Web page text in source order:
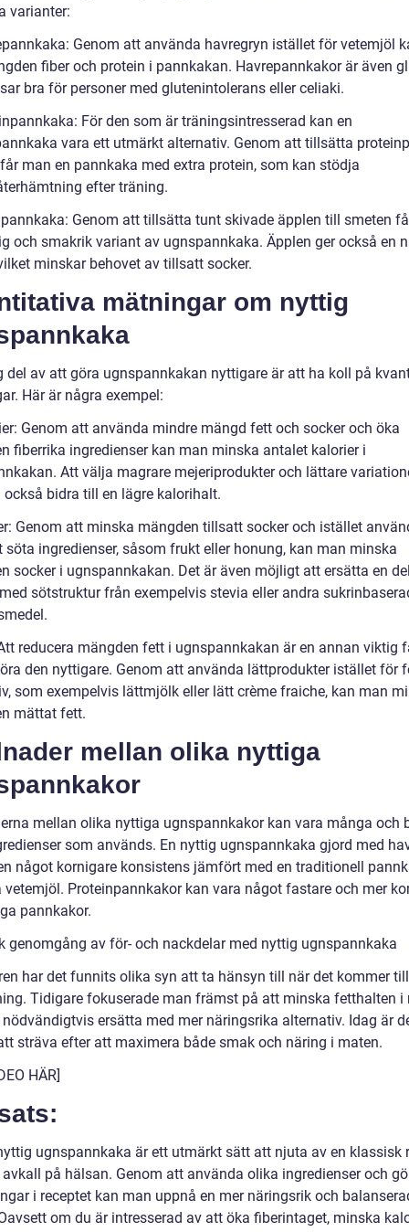
varianter:
Genom att använda havregryn istället för vetemjöl
fiber och protein i pannkakan. Havrepannkakor är även
bra för personer med glutenintolerans eller celiaki.
För den som är träningsintresserad kan en
vara ett utmärkt alternativ. Genom att tillsätta
man en pannkaka med extra protein, som kan stödja
efter träning.
Genom att tillsätta tunt skivade äpplen till smeten
och smakrik variant av ugnspannkaka. Äpplen ger också en
minskar behovet av tillsatt socker.
mätningar om nyttig
del av att göra ugnspannkakan nyttigare är att ha koll på
Här är några exempel:
Genom att använda mindre mängd fett och socker och öka
fiberrika ingredienser kan man minska antalet kalorier i
Att välja magrare mejeriprodukter och lättare
också bidra till en lägre kalorihalt.
Genom att minska mängden tillsatt socker och istället
söta ingredienser, såsom frukt eller honung, kan man minska
socker i ugnspannkakan. Det är även möjligt att ersätta en
sötstruktur från exempelvis stevia eller andra
reducera mängden fett i ugnspannkakan är en annan viktig
den nyttigare. Genom att använda lättprodukter istället för
som exempelvis lättmjölk eller lätt crème fraiche, kan man
mättat fett.
mellan olika nyttiga
mellan olika nyttiga ugnspannkakor kan vara många och
som används. En nyttig ugnspannkaka gjord med
något kornigare konsistens jämfört med en traditionell
vetemjöl. Proteinpannkakor kan vara något fastare och mer
pannkakor.
genomgång av för- och nackdelar med nyttig ugnspannkaka
har det funnits olika syn att ta hänsyn till när det kommer
Tidigare fokuserade man främst på att minska fetthalten i
ersätta med mer näringsrika alternativ. Idag är
sträva efter att maximera både smak och näring i maten.
HÄR]
ugnspannkaka är ett utmärkt sätt att njuta av en klassisk
på hälsan. Genom att använda olika ingredienser och
i receptet kan man uppnå en mer näringsrik och
om du är intresserad av att öka fiberintaget, minska